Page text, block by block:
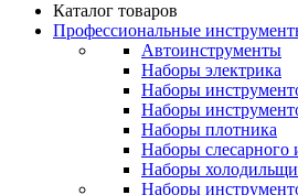
Каталог товаров
Профессиональные
Автоинструменты
Наборы электрика
Наборы
Наборы
Наборы плотника
Наборы слесарного
Наборы
Наборы